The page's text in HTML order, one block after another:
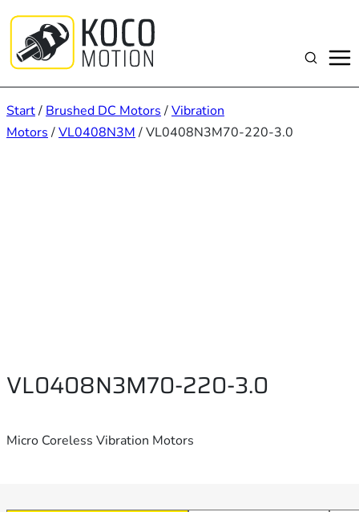
Inhalt
springen
Suchen
Start/ Brushed DC Motors /Vibration
Motors /VL0408N3M / VL0408N3M70-220-3.0
VL0408N3M70-220-3.0
Micro Coreless Vibration Motors